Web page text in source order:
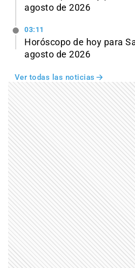
agosto de 2026
03:11
Horóscopo de hoy para
agosto de 2026
Ver todas las noticias